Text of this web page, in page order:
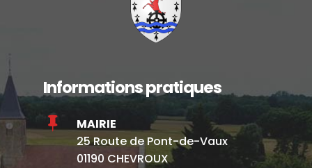
Informations pratiques

MAIRIE
25 Route de Pont-de-Vaux
01190 CHEVROUX